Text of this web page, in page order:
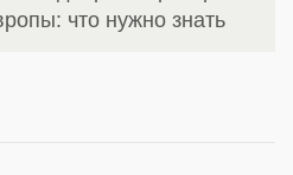
что нужно знать